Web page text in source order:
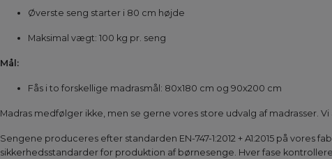
Øverste seng starter i 80 cm højde
Maksimal vægt: 100 kg pr. seng
Mål:
Fås i to forskellige madrasmål: 80x180 cm og 90x200 cm
Madras medfølger ikke, men se gerne vores store udvalg af madrasser.
Sengene produceres efter standarden EN-747-1:2012 + A1:2015 på vores
sikkerhedsstandarder for produktion af børnesenge. Hver fase